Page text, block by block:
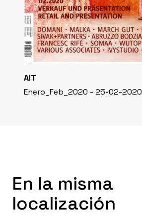
AIT
Enero_Feb_2020 - 25-02-2020
En la misma
localización